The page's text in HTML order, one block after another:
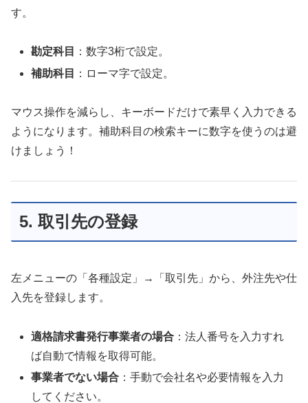
す。
勘定科目
：数字3桁で設定。
補助科目
：ローマ字で設定。
マウス操作を減らし、キーボードだけで素早く入力できる
ようになります。補助科目の検索キーに数字を使うのは避
けましょう！
5. 取引先の登録
左メニューの「各種設定」→「取引先」から、外注先や仕
入先を登録します。
適格請求書発行事業者の場合 ：法人番号を入力すれ
ば自動で情報を取得可能。
事業者でない場合 ：手動で会社名や必要情報を入力
してください。